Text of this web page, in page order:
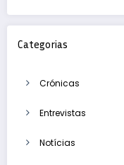
Categorias
Crónicas
Entrevistas
Notícias